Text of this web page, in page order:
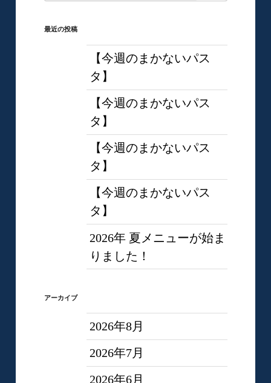
最近の投稿
【今週のまかないパス
タ】
【今週のまかないパス
タ】
【今週のまかないパス
タ】
【今週のまかないパス
タ】
2026年 夏メニューが始ま
りました！
アーカイブ
2026年8月
2026年7月
2026年6月